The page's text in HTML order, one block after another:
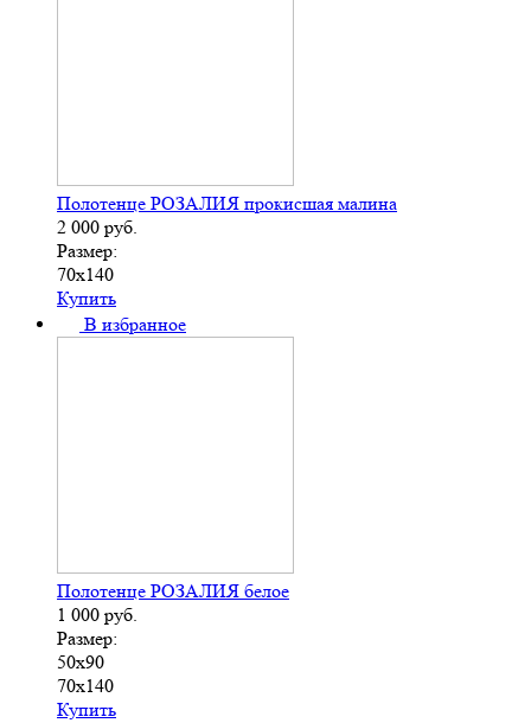
Полотенце РОЗАЛИЯ прокисшая малина
2 000 руб.
Размер:
70х140
Купить
В избранное
Полотенце РОЗАЛИЯ белое
1 000 руб.
Размер:
50х90
70х140
Купить